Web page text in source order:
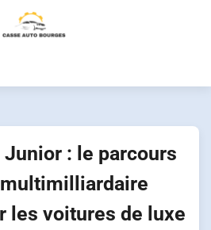
: le parcours
les voitures de luxe